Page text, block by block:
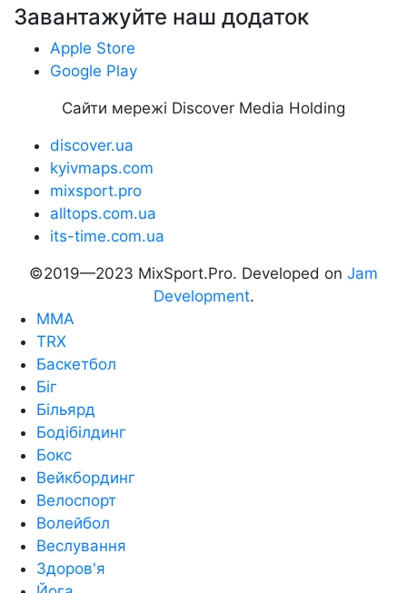
Завантажуйте наш додаток
Apple Store
Google Play
Сайти мережі Discover Media Holding
discover.ua
kyivmaps.com
mixsport.pro
alltops.com.ua
its-time.com.ua
©2019—2023 MixSport.Pro. Developed on Jam
Development.
MMA
TRX
Баскетбол
Біг
Більярд
Бодібілдинг
Бокс
Вейкбординг
Велоспорт
Волейбол
Веслування
Здоров'я